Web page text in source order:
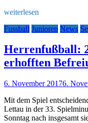
weiterlesen
Fussball Junioren News
Herrenfußball:
erhofften
6. November 20176.
Mit dem Spiel
Lettau in der 33.
Sonntag nach insgesamt